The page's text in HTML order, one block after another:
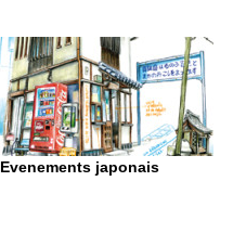
Evenements japonais